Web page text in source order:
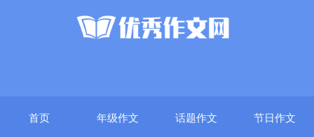
首页 年级作文 话题作文 节日作文